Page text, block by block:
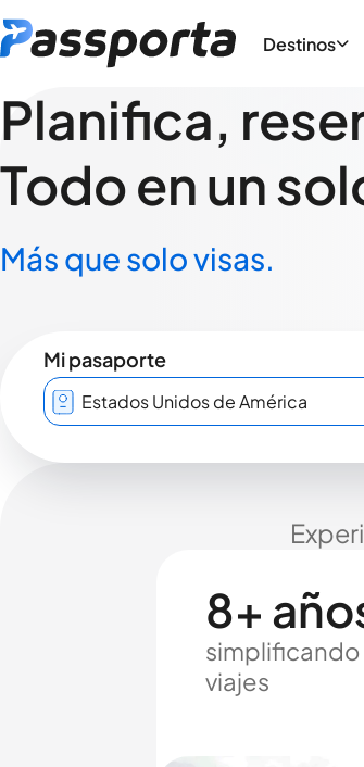
Destinos
Planifica,
Todo en un
Más que solo visas.
Mi pasaporte
8+
simplificando
viajes